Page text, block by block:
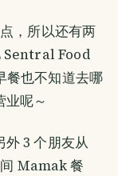
，所以还有两
Sentral Food
餐也不知道去哪
业呢～
3 个朋友从
Mamak 餐